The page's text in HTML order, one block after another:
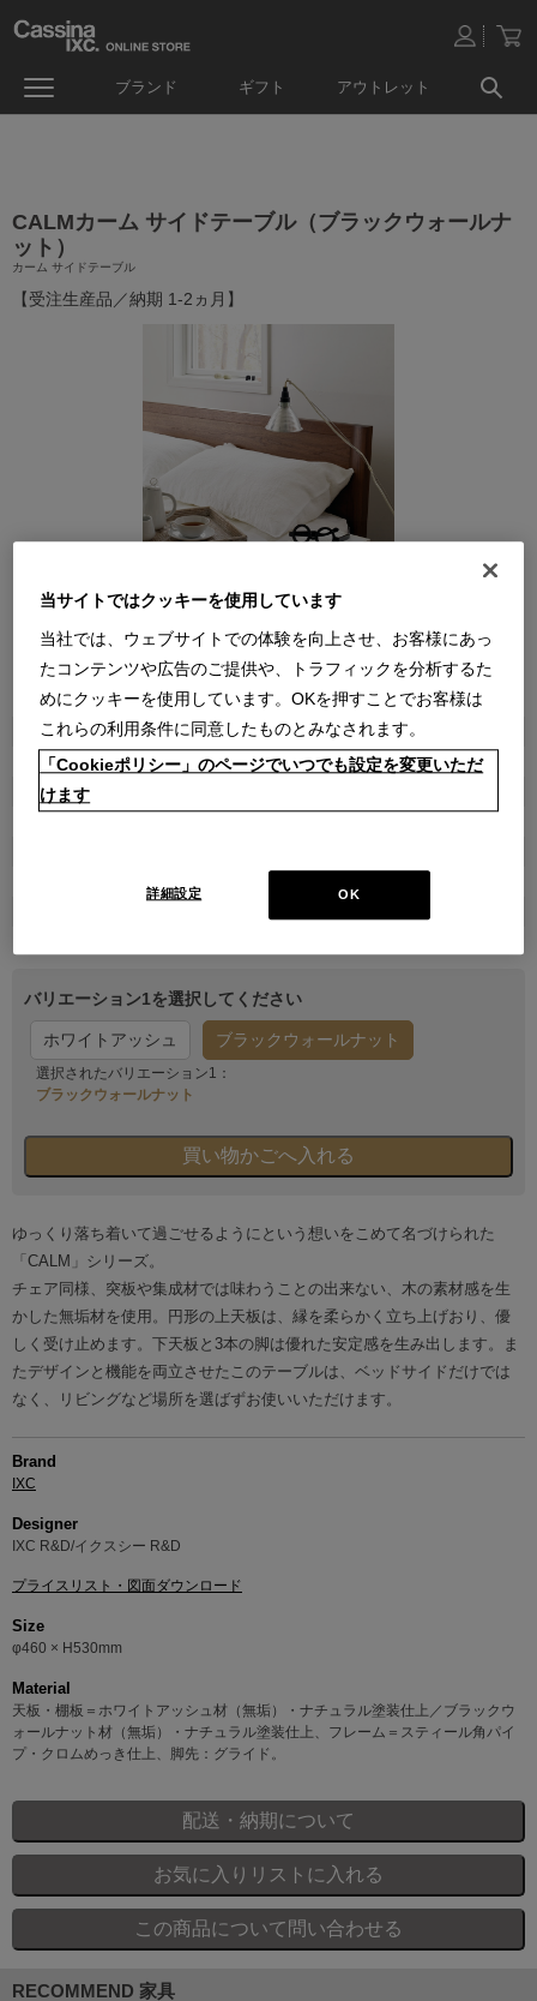
ブランド ギフト アウトレット
CALMカーム サイドテーブル（ブラックウォールナ
ット）
カーム サイドテーブル
【受注生産品／納期 1-2ヵ月】
商品属性
家具
品番
バリエーション1を選択してください
ホワイトアッシュ ブラックウォールナット
選択されたバリエーション1：
ブラックウォールナット
ゆっくり落ち着いて過ごせるようにという想いをこめて名づけられた
「CALM」シリーズ。
チェア同様、突板や集成材では味わうことの出来ない、木の素材感を生
かした無垢材を使用。円形の上天板は、縁を柔らかく立ち上げおり、優
しく受け止めます。下天板と3本の脚は優れた安定感を生み出します。ま
たデザインと機能を両立させたこのテーブルは、ベッドサイドだけでは
なく、リビングなど場所を選ばずお使いいただけます。
Brand
IXC
Designer
IXC R&D/イクスシー R&D
プライスリスト・図面ダウンロード
Size
φ460 × H530mm
Material
天板・棚板＝ホワイトアッシュ材（無垢）・ナチュラル塗装仕上／ブラックウ
ォールナット材（無垢）・ナチュラル塗装仕上、フレーム＝スティール角パイ
プ・クロムめっき仕上、脚先：グライド。
RECOMMEND 家具
当サイトではクッキーを使用しています
当社では、ウェブサイトでの体験を向上させ、お客様にあっ
たコンテンツや広告のご提供や、トラフィックを分析するた
めにクッキーを使用しています。OKを押すことでお客様は
これらの利用条件に同意したものとみなされます。
「Cookieポリシー」のページでいつでも設定を変更いただ
けます
OK
詳細設定